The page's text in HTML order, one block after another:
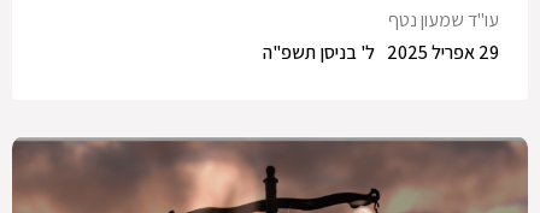
עו"ד שמעון נטף
ל' בניסן תשפ"ה
29 אפריל 2025